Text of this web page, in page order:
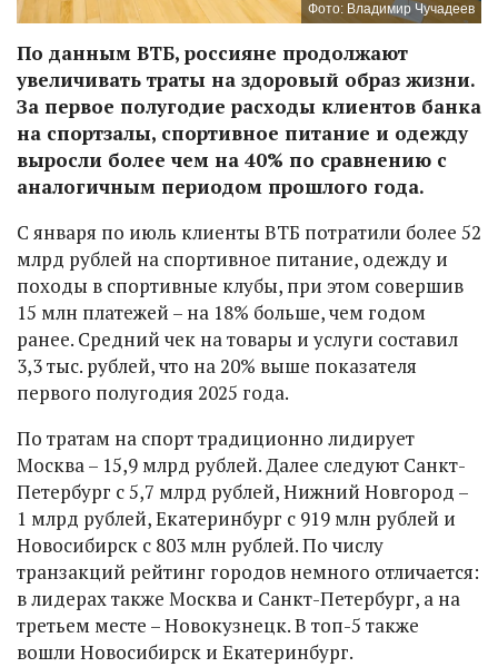
Фото: Владимир Чучадеев
По данным ВТБ, россияне продолжают
увеличивать траты на здоровый образ жизни.
За первое полугодие расходы клиентов банка
на спортзалы, спортивное питание и одежду
выросли более чем на 40% по сравнению с
аналогичным периодом прошлого года.
С января по июль клиенты ВТБ потратили более 52
млрд рублей на спортивное питание, одежду и
походы в спортивные клубы, при этом совершив
15 млн платежей – на 18% больше, чем годом
ранее. Средний чек на товары и услуги составил
3,3 тыс. рублей, что на 20% выше показателя
первого полугодия 2025 года.
По тратам на спорт традиционно лидирует
Москва – 15,9 млрд рублей. Далее следуют Санкт-
Петербург с 5,7 млрд рублей, Нижний Новгород –
1 млрд рублей, Екатеринбург с 919 млн рублей и
Новосибирск с 803 млн рублей. По числу
транзакций рейтинг городов немного отличается:
в лидерах также Москва и Санкт-Петербург, а на
третьем месте – Новокузнецк. В топ-5 также
вошли Новосибирск и Екатеринбург.